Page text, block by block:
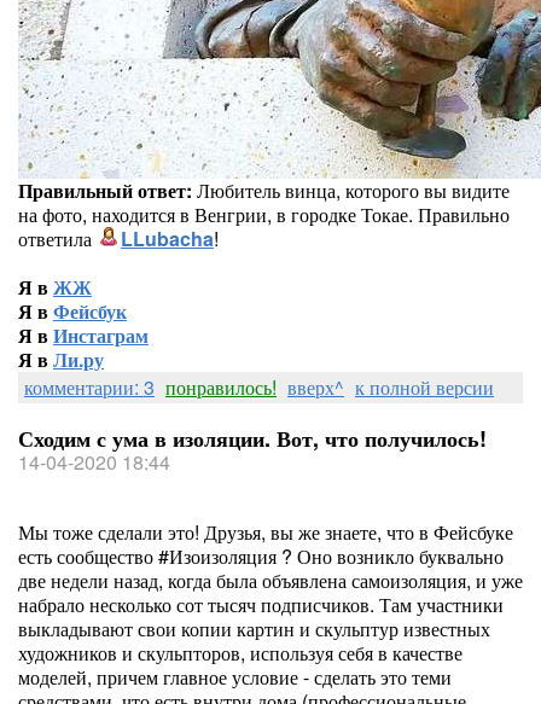
Правильный ответ: Любитель винца, которого вы видите
на фото, находится в Венгрии, в городке Токае. Правильно
ответила
LLubacha!
Я вЖЖ
Я вФейсбук
Я вИнстаграм
Я вЛи.ру
комментарии: 3 понравилось! вверх^ к полной версии
Сходим с ума в изоляции. Вот, что получилось!
14-04-2020 18:44
Мы тоже сделали это! Друзья, вы же знаете, что в Фейсбуке
есть сообщество #Изоизоляция ? Оно возникло буквально
две недели назад, когда была объявлена самоизоляция, и уже
набрало несколько сот тысяч подписчиков. Там участники
выкладывают свои копии картин и скульптур известных
художников и скульпторов, используя себя в качестве
моделей, причем главное условие - сделать это теми